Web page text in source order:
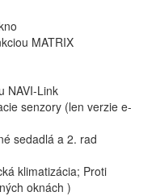
MATRIX
NAVI-Link
senzory (len verzie e-
sedadlá a 2. rad
klimatizácia; Proti
oknách )